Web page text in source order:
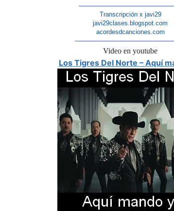
Transcripción x javi29
javi29clases.blogspot.com
acordesdcanciones.com
Video en youtube
Los Tigres Del Norte – Aquí